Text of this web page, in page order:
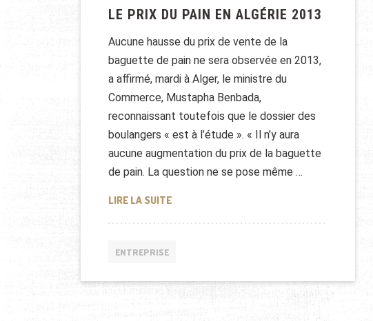
LE PRIX DU PAIN EN ALGÉRIE 2013
Aucune hausse du prix de vente de la
baguette de pain ne sera observée en 2013,
a affirmé, mardi à Alger, le ministre du
Commerce, Mustapha Benbada,
reconnaissant toutefois que le dossier des
boulangers « est à l’étude ». « Il n’y aura
aucune augmentation du prix de la baguette
de pain. La question ne se pose même …
LIRE LA SUITELE PRIX DU PAIN EN ALGÉRIE 2013
ENTREPRISE